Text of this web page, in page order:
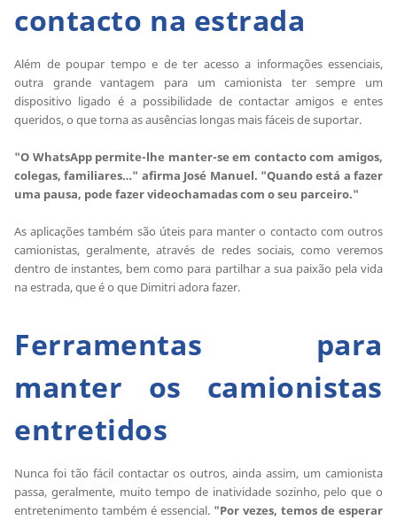
contacto na estrada
Além de poupar tempo e de ter acesso a informações essenciais,
outra grande vantagem para um camionista ter sempre um
dispositivo ligado é a possibilidade de contactar amigos e entes
queridos, o que torna as ausências longas mais fáceis de suportar.
"O WhatsApp permite-lhe manter-se em contacto com amigos,
colegas, familiares…" afirma José Manuel. "Quando está a fazer
uma pausa, pode fazer videochamadas com o seu parceiro."
As aplicações também são úteis para manter o contacto com outros
camionistas, geralmente, através de redes sociais, como veremos
dentro de instantes, bem como para partilhar a sua paixão pela vida
na estrada, que é o que Dimitri adora fazer.
Ferramentas para
manter os camionistas
entretidos
Nunca foi tão fácil contactar os outros, ainda assim, um camionista
passa, geralmente, muito tempo de inatividade sozinho, pelo que o
entretenimento também é essencial. "Por vezes, temos de esperar